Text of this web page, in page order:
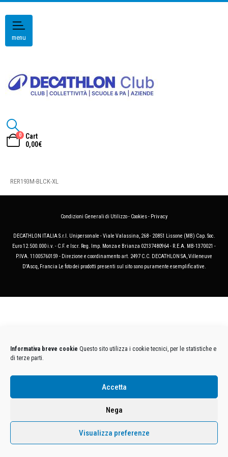
Informativa breve cookie Questo sito utilizza i cookie tecnici, per le statistiche e
di terze parti.
Accetta
Nega
Visualizza preferenze
menu
0
Cart
0,00€
RER193M-BLCK-XL
Condizioni Generali di Utilizzo- Cookies- Privacy
DECATHLON ITALIA S.r.l. Unipersonale - Viale Valassina, 268 - 20851 Lissone (MB) Cap. Soc.
Euro 12.500.000 i.v. - C.F. e Iscr. Reg. Imp. Monza e Brianza 02137480964 - R.E.A. MB-1370021 -
P.IVA. 11005760159 - Direzione e coordinamento art. 2497 C.C. DECATHLON SA, Villeneuve
D'Ascq, Francia Le foto dei prodotti presenti sul sito sono puramente esemplificative.